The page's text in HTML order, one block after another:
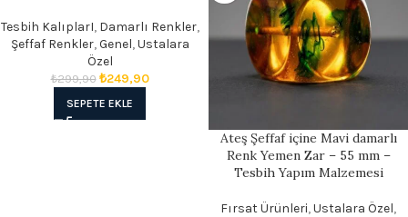
Tesbih KalıplarI, Damarlı Renkler,
Şeffaf Renkler,Genel,Ustalara
Özel
₺299,90 ₺249,90
SEPETE EKLE
Ateş Şeffaf içine Mavi damarlı
Renk Yemen Zar – 55 mm –
Tesbih Yapım Malzemesi
Fırsat Ürünleri,Ustalara Özel,